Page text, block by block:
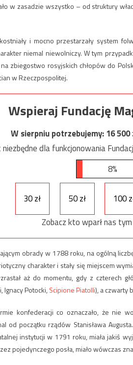
w zasadzie wszystko – od struktury
i mocno przestarzały system
niemal niewolniczy. W tym
na zbiegostwo rosyjskich chłopów do
w Rzeczpospolitej.
Wspieraj Fundację
W sierpniu potrzebujemy:16 500
dla funkcjonowania
8%
30 zł 50 zł 100
Zobacz kto wparł nas tym
obrady w 1788 roku, na ogólną
charakter i stały się miejscem
aż do momentu, gdy z czterech
Ignacy Potocki,Scipione Piatolli), a czwarty
konfederacji co oznaczało, że nie
od początku rządów Stanisława
instytucji w 1791 roku, miała jakiś
pojedynczego posła, miało wówczas